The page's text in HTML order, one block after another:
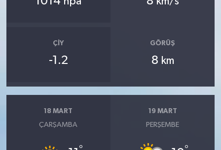
ÇIY
-1.2
GÖRÜŞ
8 km
18 MART
ÇARŞAMBA
19 MART
PERŞEMBE